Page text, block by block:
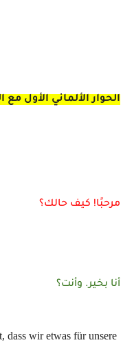
الحوار الألماني الأول مع
مرحبًا! كيف حالك؟
أنا بخير. وأنت؟
dass wir etwas für unsere